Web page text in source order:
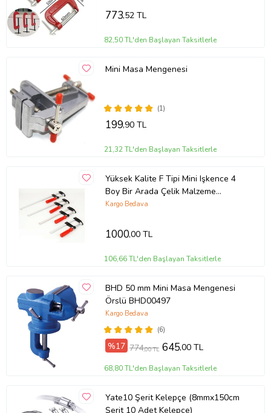
773,52 TL
82,50 TL'den Başlayan Taksitlerle
Mini Masa Mengenesi
(1)
199,90 TL
21,32 TL'den Başlayan Taksitlerle
Yüksek Kalite F Tipi Mini Işkence 4
Boy Bir Arada Çelik Malzeme
Mengene...
Kargo Bedava
1000,00 TL
106,66 TL'den Başlayan Taksitlerle
BHD 50 mm Mini Masa Mengenesi
Örslü BHD00497
(6)
Kargo Bedava
%17 774,00 TL 645,00 TL
68,80 TL'den Başlayan Taksitlerle
Yate10 Şerit Kelepçe (8mmx150cm
Şerit 10 Adet Kelepçe)